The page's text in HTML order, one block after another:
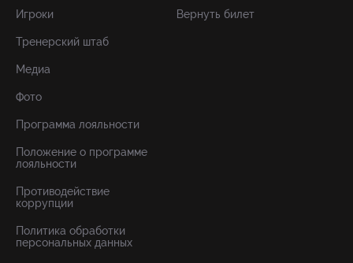
Игроки
Тренерский штаб
Медиа
Фото
Программа лояльности
Положение о программе
лояльности
Противодействие
коррупции
Политика обработки
персональных данных
Вернуть билет